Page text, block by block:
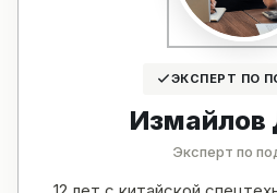
ЭКСПЕРТ ПО
Измайлов
Эксперт по